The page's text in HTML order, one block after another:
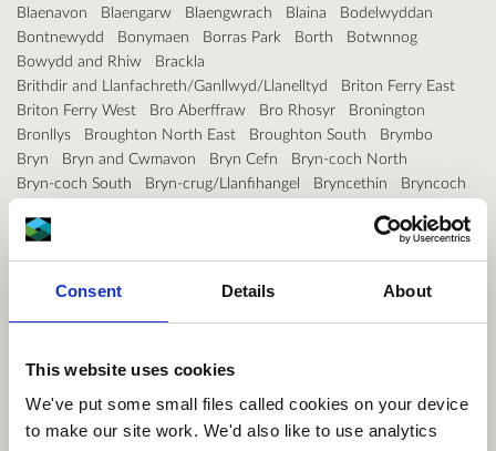
Consent Details About
This website uses cookies
We've put some small files called cookies on your device
to make our site work. We'd also like to use analytics
Blaenavon
Blaengarw Blaengwrach Blaina
Bodelwyddan
Bontnewydd
Bonymaen Borras Park Borth
Botwnnog
Bowydd and Rhiw
Brackla
Brithdir and Llanfachreth/Ganllwyd/Llanelltyd
Briton Ferry East
Briton Ferry West
Bro Aberffraw Bro Rhosyr
Bronington
Bronllys
Broughton North East Broughton South
Brymbo
Bryn
Bryn and Cwmavon Bryn Cefn
Bryn-coch North
Bryn-coch South
Bryn-crug/Llanfihangel Bryncethin
Bryncoch
Bryntirion, Laleston and Merthyr Mawr
Brynyffynnon
Caergwrle
Caergybi Caerhun Caerleon Caersws
Caerwent
Cantref
Capel Dewi Capelulo
Carmarthen Town South
Carmarthen Town West
Cartrefle
Castle
Castleland Cathays Cefn Cefn Cribwr
Cefn Fforest